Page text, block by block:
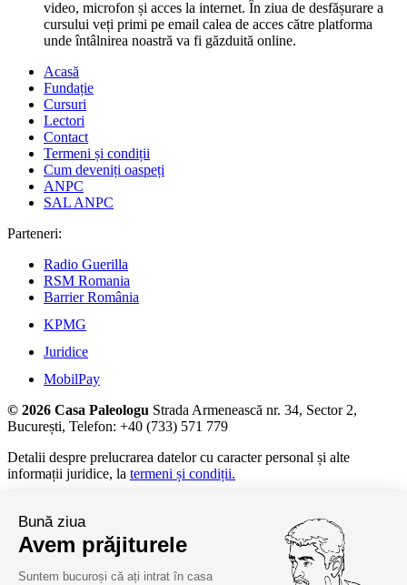
video, microfon și acces la internet. În ziua de desfășurare a
cursului veți primi pe email calea de acces către platforma
unde întâlnirea noastră va fi găzduită online.
Acasă
Fundație
Cursuri
Lectori
Contact
Termeni și condiții
Cum deveniți oaspeți
ANPC
SAL ANPC
Parteneri:
Radio Guerilla
RSM Romania
Barrier România
KPMG
Juridice
MobilPay
© 2026 Casa Paleologu Strada Armenească nr. 34, Sector 2,
București, Telefon: +40 (733) 571 779
Detalii despre prelucrarea datelor cu caracter personal și alte
informații juridice, la termeni și condiții.
Bună ziua
Avem prăjiturele
Suntem bucuroși că ați intrat în casa